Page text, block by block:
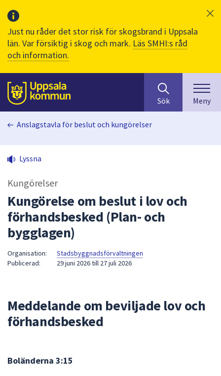
Just nu råder det stor risk för skogsbrand i Uppsala
län. Var försiktig i skog och mark. Läs SMHI:s råd
och information.
Till sidans
huvudinnehåll
efter
innehåll
på
webbplatsen.
sökfältet
kommer
sökförslag
för
Sök Meny
Anslagstavla för beslut och kungörelser
Lyssna
Kungörelser
Kungörelse om beslut i lov och
förhandsbesked (Plan- och
bygglagen)
Organisation:
Stadsbyggnadsförvaltningen
Publicerad:
29 juni 2026till 27 juli 2026
Meddelande om beviljade lov och
förhandsbesked
Boländerna 3:15